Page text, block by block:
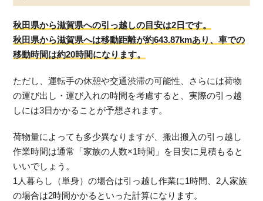
秋田県から滋賀県への引っ越しの目安は2日です。
秋田県から滋賀県へは移動距離が約643.87kmあり、車での
移動時間は約20時間になります。
ただし、運転手の休憩や交通渋滞の可能性、さらには荷物
の運び出し・運び入れの時間を考慮すると、実際の引っ越
しには3日かかることが予想されます。
荷物量によっても多少異なりますが、搬出搬入の引っ越し
作業時間は通常「家族の人数×1時間」を目安に見積もると
いいでしょう。
1人暮らし（単身）の場合は引っ越し作業に1時間、2人家族
の場合は2時間かかるといった計算になります。